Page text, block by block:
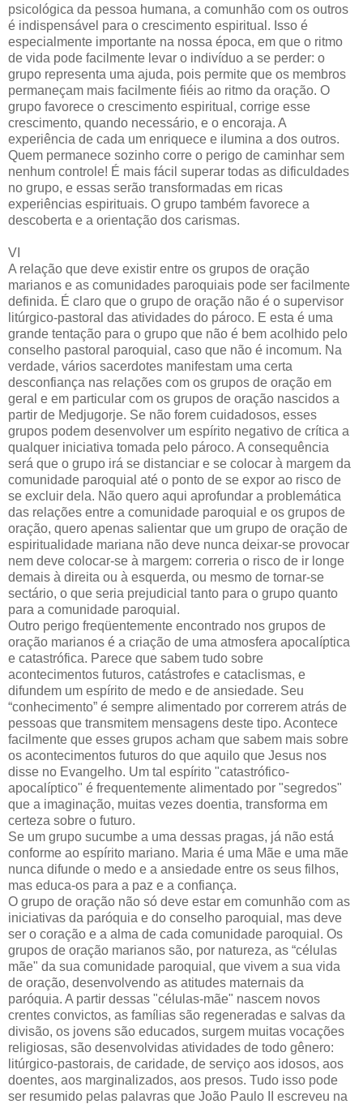
psicológica da pessoa humana, a comunhão com os outros
é indispensável para o crescimento espiritual. Isso é
especialmente importante na nossa época, em que o ritmo
de vida pode facilmente levar o indivíduo a se perder: o
grupo representa uma ajuda, pois permite que os membros
permaneçam mais facilmente fiéis ao ritmo da oração. O
grupo favorece o crescimento espiritual, corrige esse
crescimento, quando necessário, e o encoraja. A
experiência de cada um enriquece e ilumina a dos outros.
Quem permanece sozinho corre o perigo de caminhar sem
nenhum controle! É mais fácil superar todas as dificuldades
no grupo, e essas serão transformadas em ricas
experiências espirituais. O grupo também favorece a
descoberta e a orientação dos carismas.
VI
A relação que deve existir entre os grupos de oração
marianos e as comunidades paroquiais pode ser facilmente
definida. É claro que o grupo de oração não é o supervisor
litúrgico-pastoral das atividades do pároco. E esta é uma
grande tentação para o grupo que não é bem acolhido pelo
conselho pastoral paroquial, caso que não é incomum. Na
verdade, vários sacerdotes manifestam uma certa
desconfiança nas relações com os grupos de oração em
geral e em particular com os grupos de oração nascidos a
partir de Medjugorje. Se não forem cuidadosos, esses
grupos podem desenvolver um espírito negativo de crítica a
qualquer iniciativa tomada pelo pároco. A consequência
será que o grupo irá se distanciar e se colocar à margem da
comunidade paroquial até o ponto de se expor ao risco de
se excluir dela. Não quero aqui aprofundar a problemática
das relações entre a comunidade paroquial e os grupos de
oração, quero apenas salientar que um grupo de oração de
espiritualidade mariana não deve nunca deixar-se provocar
nem deve colocar-se à margem: correria o risco de ir longe
demais à direita ou à esquerda, ou mesmo de tornar-se
sectário, o que seria prejudicial tanto para o grupo quanto
para a comunidade paroquial.
Outro perigo freqüentemente encontrado nos grupos de
oração marianos é a criação de uma atmosfera apocalíptica
e catastrófica. Parece que sabem tudo sobre
acontecimentos futuros, catástrofes e cataclismas, e
difundem um espírito de medo e de ansiedade. Seu
“conhecimento” é sempre alimentado por correrem atrás de
pessoas que transmitem mensagens deste tipo. Acontece
facilmente que esses grupos acham que sabem mais sobre
os acontecimentos futuros do que aquilo que Jesus nos
disse no Evangelho. Um tal espírito "catastrófico-
apocalíptico" é frequentemente alimentado por "segredos"
que a imaginação, muitas vezes doentia, transforma em
certeza sobre o futuro.
Se um grupo sucumbe a uma dessas pragas, já não está
conforme ao espírito mariano. Maria é uma Mãe e uma mãe
nunca difunde o medo e a ansiedade entre os seus filhos,
mas educa-os para a paz e a confiança.
O grupo de oração não só deve estar em comunhão com as
iniciativas da paróquia e do conselho paroquial, mas deve
ser o coração e a alma de cada comunidade paroquial. Os
grupos de oração marianos são, por natureza, as “células
mãe" da sua comunidade paroquial, que vivem a sua vida
de oração, desenvolvendo as atitudes maternais da
paróquia. A partir dessas "células-mãe" nascem novos
crentes convictos, as famílias são regeneradas e salvas da
divisão, os jovens são educados, surgem muitas vocações
religiosas, são desenvolvidas atividades de todo gênero:
litúrgico-pastorais, de caridade, de serviço aos idosos, aos
doentes, aos marginalizados, aos presos. Tudo isso pode
ser resumido pelas palavras que João Paulo II escreveu na